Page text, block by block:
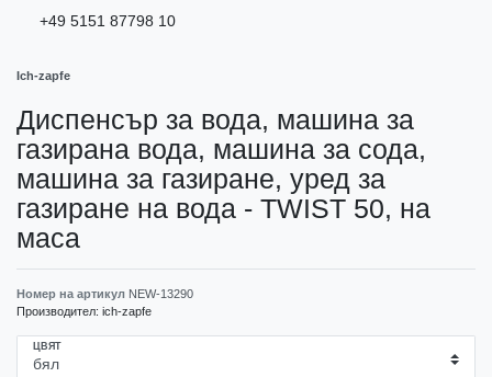
+49 5151 87798 10
Ich-zapfe
Диспенсър за вода, машина за
газирана вода, машина за сода,
машина за газиране, уред за
газиране на вода - TWIST 50, на
маса
Номер на артикул NEW-13290
Производител: ich-zapfe
ЦВЯТ